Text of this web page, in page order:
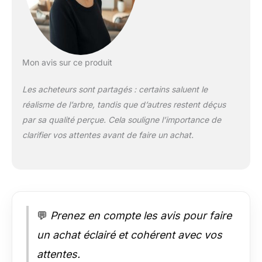
des feuilles
naturellement belles.
gares, auditoriums,
lieux de
divertissement,
jardins écologiques,
l'environnement.
【Facile à nettoyer】
Contrairement aux
Mon avis sur ce produit
Les acheteurs sont partagés : certains saluent le
réalisme de l’arbre, tandis que d’autres restent déçus
par sa qualité perçue. Cela souligne l’importance de
clarifier vos attentes avant de faire un achat.
💬 Prenez en compte les avis pour faire
un achat éclairé et cohérent avec vos
attentes.